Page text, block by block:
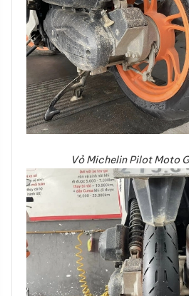
Vỏ Michelin Pilot Moto